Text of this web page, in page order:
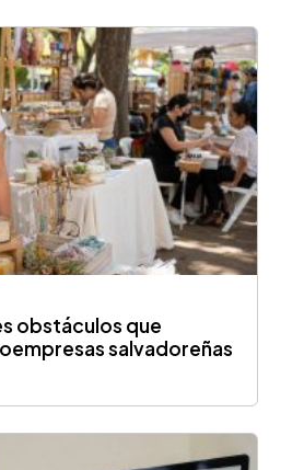
obstáculos que
salvadoreñas